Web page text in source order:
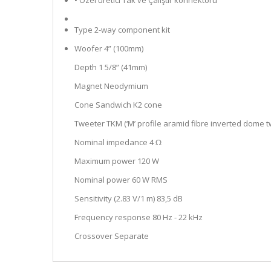
Type 2-way component kit
Woofer 4” (100mm)
Depth 1 5/8” (41mm)
Magnet Neodymium
Cone Sandwich K2 cone
Tweeter TKM (‘M’ profile aramid fibre inverted dome
Nominal impedance 4 Ω
Maximum power 120 W
Nominal power 60 W RMS
Sensitivity (2.83 V/1 m) 83,5 dB
Frequency response 80 Hz - 22 kHz
Crossover Separate